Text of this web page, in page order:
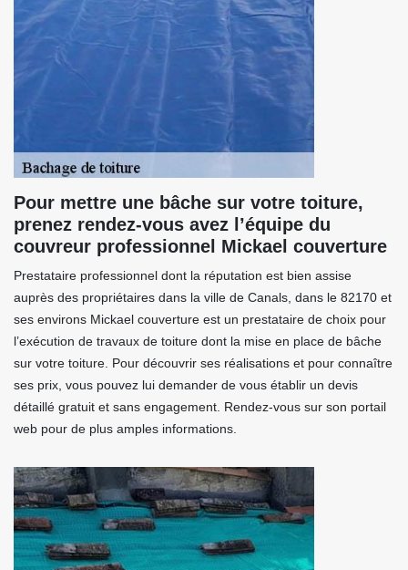
Pour mettre une bâche sur votre toiture,
prenez rendez-vous avez l’équipe du
couvreur professionnel Mickael couverture
Prestataire professionnel dont la réputation est bien assise
auprès des propriétaires dans la ville de Canals, dans le 82170 et
ses environs Mickael couverture est un prestataire de choix pour
l’exécution de travaux de toiture dont la mise en place de bâche
sur votre toiture. Pour découvrir ses réalisations et pour connaître
ses prix, vous pouvez lui demander de vous établir un devis
détaillé gratuit et sans engagement. Rendez-vous sur son portail
web pour de plus amples informations.